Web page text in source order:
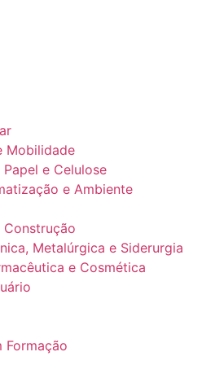
Mobilidade
Papel e Celulose
e Ambiente
Construção
Metalúrgica e Siderurgia
e Cosmética
Formação